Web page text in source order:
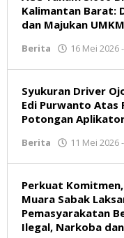
Kalimantan Barat:
dan Majukan
Berita 16 Mei 2026
Syukuran Driver
Edi Purwanto Atas
Potongan
Berita 11 Mei 2026
Perkuat
Muara Sabak
Pemasyarakatan
Ilegal, Narkoba